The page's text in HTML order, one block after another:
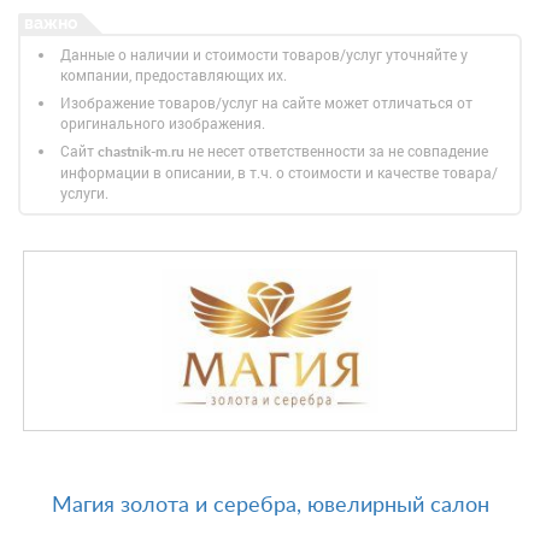
Данные о наличии и стоимости товаров/услуг уточняйте у
компании, предоставляющих их.
Изображение товаров/услуг на сайте может отличаться от
оригинального изображения.
Сайт chastnik-m.ru не несет ответственности за не совпадение
информации в описании, в т.ч. о стоимости и качестве товара/
услуги.
Магия золота и серебра, ювелирный салон